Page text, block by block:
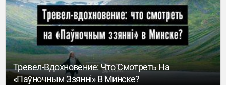
Тревел-Вдохновение: Что Смотреть На
«Паўночным Ззяннi» В Минске?